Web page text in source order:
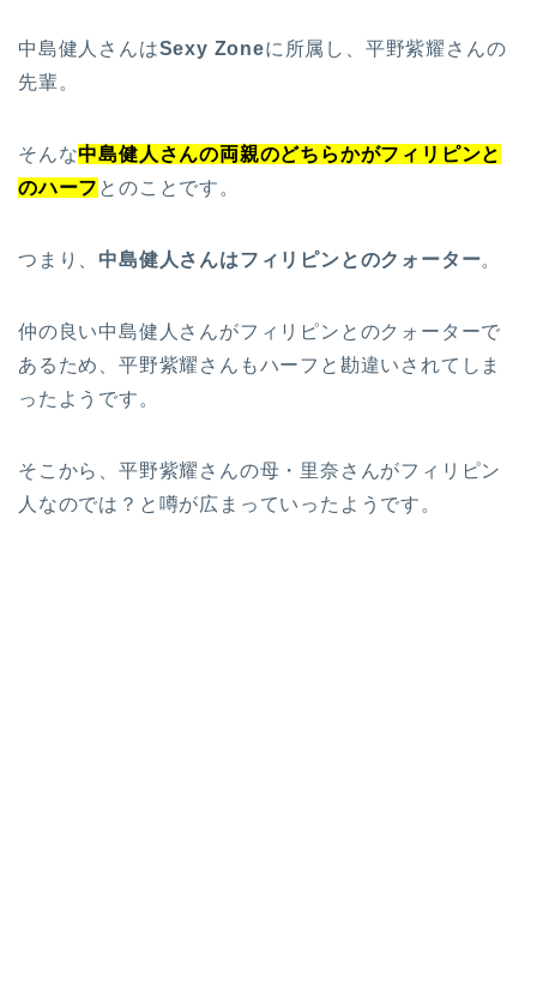
中島健人さんはSexy Zoneに所属し、平野紫耀さんの
先輩。
そんな中島健人さんの両親のどちらかがフィリピンと
のハーフ とのことです。
つまり、 中島健人さんはフィリピンとのクォーター。
仲の良い中島健人さんがフィリピンとのクォーターで
あるため、平野紫耀さんもハーフと勘違いされてしま
ったようです。
そこから、平野紫耀さんの母・里奈さんがフィリピン
人なのでは？と噂が広まっていったようです。